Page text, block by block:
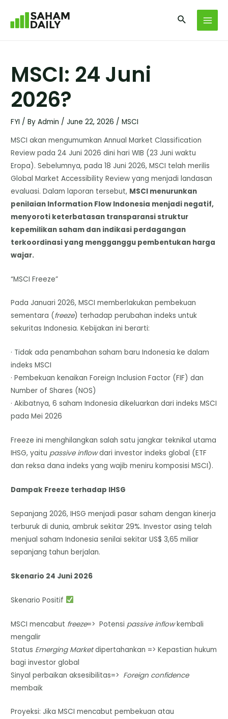
MSCI: 24 Juni
2026?
FYI / ByAdmin /June 22, 2026 /MSCI
MSCI akan mengumumkan Annual Market Classification
Review pada 24 Juni 2026 dini hari WIB (23 Juni waktu
Eropa). Sebelumnya, pada 18 Juni 2026, MSCI telah merilis
Global Market Accessibility Review yang menjadi landasan
evaluasi. Dalam laporan tersebut, MSCI menurunkan
penilaian Information Flow Indonesia menjadi negatif,
menyoroti keterbatasan transparansi struktur
kepemilikan saham dan indikasi perdagangan
terkoordinasi yang mengganggu pembentukan harga
wajar.
“MSCI Freeze”
Pada Januari 2026, MSCI memberlakukan pembekuan
sementara (freeze) terhadap perubahan indeks untuk
sekuritas Indonesia. Kebijakan ini berarti:
· Tidak ada penambahan saham baru Indonesia ke dalam
indeks MSCI
· Pembekuan kenaikan Foreign Inclusion Factor (FIF) dan
Number of Shares (NOS)
· Akibatnya, 6 saham Indonesia dikeluarkan dari indeks MSCI
pada Mei 2026
Freeze ini menghilangkan salah satu jangkar teknikal utama
IHSG, yaitu passive inflowdari investor indeks global (ETF
dan reksa dana indeks yang wajib meniru komposisi MSCI).
Dampak Freeze terhadap IHSG
Sepanjang 2026, IHSG menjadi pasar saham dengan kinerja
terburuk di dunia, ambruk sekitar 29%. Investor asing telah
menjual saham Indonesia senilai sekitar US$ 3,65 miliar
sepanjang tahun berjalan.
Skenario 24 Juni 2026
Skenario Positif
MSCI mencabut freeze=> Potensi passive inflowkembali
mengalir
Status Emerging Marketdipertahankan => Kepastian hukum
bagi investor global
Sinyal perbaikan aksesibilitas=> Foreign confidence
membaik
Proyeksi: Jika MSCI mencabut pembekuan atau